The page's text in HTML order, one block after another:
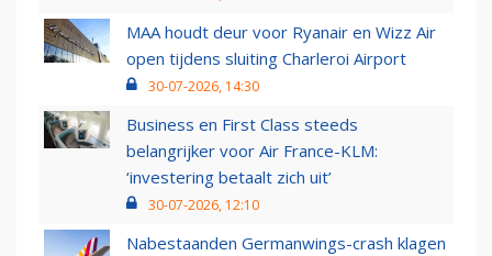
MAA houdt deur voor Ryanair en Wizz Air
open tijdens sluiting Charleroi Airport
30-07-2026, 14:30
Business en First Class steeds
belangrijker voor Air France-KLM:
‘investering betaalt zich uit’
30-07-2026, 12:10
Nabestaanden Germanwings-crash klagen